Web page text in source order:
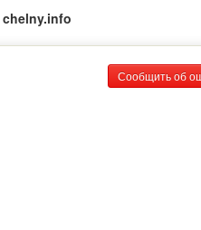
chelny.info
Сообщить об